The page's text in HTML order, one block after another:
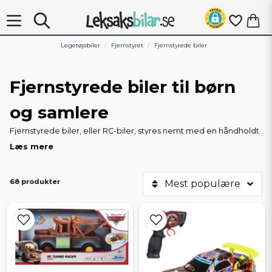
Legetøjsbiler Fjernstyret Fjernstyrede biler
Fjernstyrede biler til børn
og samlere
Fjernstyrede biler, eller RC-biler, styres nemt med en håndholdt
controller og fås i flere prisklasser til både begyndere og
funktioner. De fleste modeller leveres "ready to run" (RTR),
hvilket betyder, at du kan begynde at køre straks efter
styringen.
Bredt udvalg af RC-biler
Vores sortiment omfatter billige fjernstyrede biler til leg, men
også mere detaljerede modeller til samlere. Du finder driftbiler,
Læs mere
68 produkter Mest populære